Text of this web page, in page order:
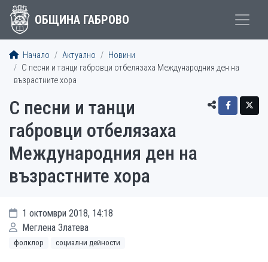
ОБЩИНА ГАБРОВО
Начало Актуално
Новини
С песни и танци габровци отбелязаха Международния ден на
възрастните хора
С песни и танци
габровци отбелязаха
Международния ден на
възрастните хора
1 октомври 2018, 14:18
Меглена Златева
фолклор социални дейности